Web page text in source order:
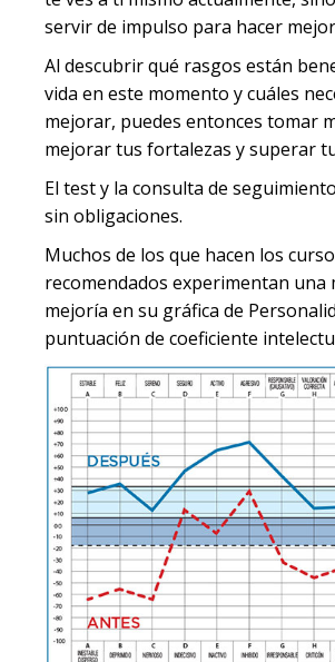
servir de impulso para hacer
Al descubrir qué rasgos están
vida en este momento y cuáles
mejorar, puedes entonces tomar
mejorar tus fortalezas y superar
El test y la consulta de
sin obligaciones.
Muchos de los que hacen los
recomendados experimentan una
mejoría en su gráfica de
puntuación de coeficiente